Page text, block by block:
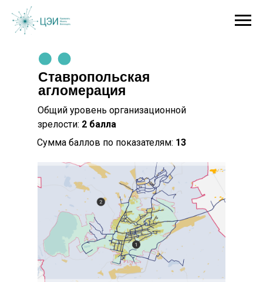
Ставропольская
агломерация
Общий уровень организационной
зрелости: 2 балла
Сумма баллов по показателям: 13